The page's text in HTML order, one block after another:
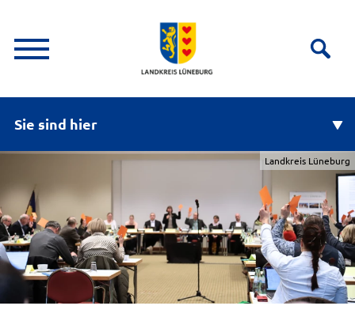
Sie sind hier
Landkreis Lüneburg